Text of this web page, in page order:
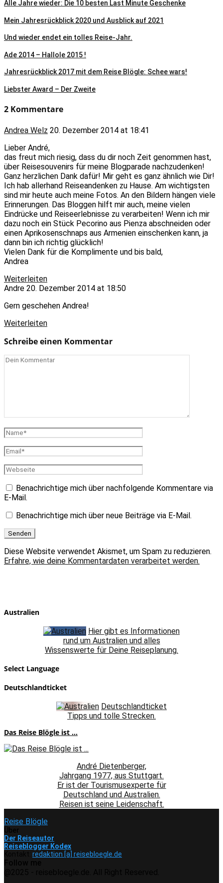
Alle Jahre wieder: Die 10 besten Last Minute Geschenke
Mein Jahresrückblick 2020 und Ausblick auf 2021
Und wieder endet ein tolles Reise-Jahr.
Ade 2014 – Hallole 2015 !
Jahresrückblick 2017 mit dem Reise Blögle: Schee wars!
Liebster Award – Der Zweite
2 Kommentare
Andrea Welz 20. Dezember 2014 at 18:41
Lieber André,
das freut mich riesig, dass du dir noch Zeit genommen hast,
über Reisesouvenirs für meine Blogparade nachzudenken!
Ganz herzlichen Dank dafür! Mir geht es ganz ähnlich wie Dir!
Ich hab allerhand Reiseandenken zu Hause. Am wichtigsten
sind mir heute auch meine Fotos. An den Bildern hängen viele
Erinnerungen. Das Bloggen hilft mir auch, meine vielen
Eindrücke und Reiseerlebnisse zu verarbeiten! Wenn ich mir
dazu noch ein Stück Pecorino aus Pienza abschneiden oder
einen Aprikosenschnaps aus Armenien einschenken kann, ja
dann bin ich richtig glücklich!
Vielen Dank für die Komplimente und bis bald,
Andrea
Weiterleiten
Andre 20. Dezember 2014 at 18:50
Gern geschehen Andrea!
Weiterleiten
Schreibe einen Kommentar
Benachrichtige mich über nachfolgende Kommentare via
E-Mail.
Benachrichtige mich über neue Beiträge via E-Mail.
Diese Website verwendet Akismet, um Spam zu reduzieren.
Erfahre, wie deine Kommentardaten verarbeitet werden.
Australien
Hier gibt es Informationen
rund um Australien und alles
Wissenswerte für Deine Reiseplanung.
Select Language
Deutschlandticket
Deutschlandticket
Tipps und tolle Strecken.
Das Reise Blögle ist ...
André Dietenberger,
Jahrgang 1977, aus Stuttgart.
Er ist der Tourismusexperte für
Deutschland und Australien.
Reisen ist seine Leidenschaft.
Reise Blögle
Der Reiseautor
Reiseblogger Kodex
redaktion [a] reisebloegle.de